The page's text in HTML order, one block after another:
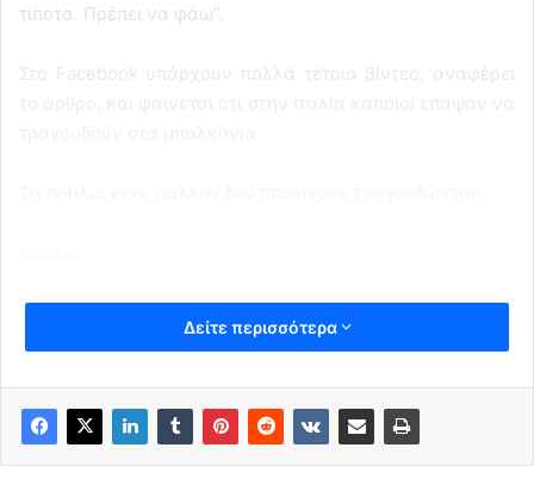
τίποτα. Πρέπει να φάω”.
Στο Facebook υπάρχουν πολλά τέτοια βίντεο, αναφέρει
Δείτε περισσότερα